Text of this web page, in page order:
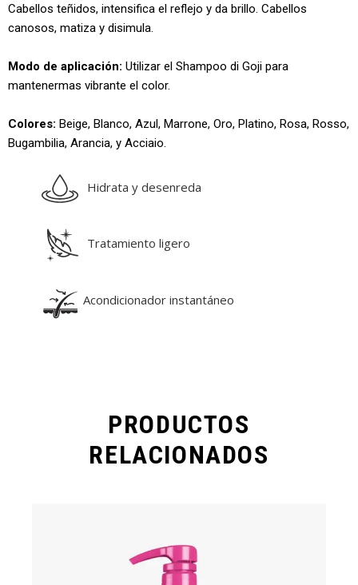
Cabellos teñidos, intensifica el reflejo y da brillo. Cabellos
canosos, matiza y disimula.
Modo de aplicación: Utilizar el Shampoo di Goji para
mantenermas vibrante el color.
Colores: Beige, Blanco, Azul, Marrone, Oro, Platino, Rosa, Rosso,
Bugambilia, Arancia, y Acciaio.
Hidrata y desenreda
Tratamiento ligero
Acondicionador instantáneo
PRODUCTOS
RELACIONADOS